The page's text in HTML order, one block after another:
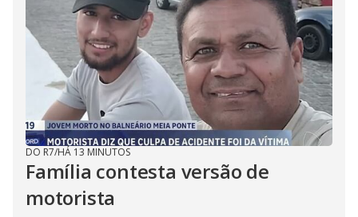
DO R7/HÁ 13 MINUTOS
Família contesta versão de
motorista